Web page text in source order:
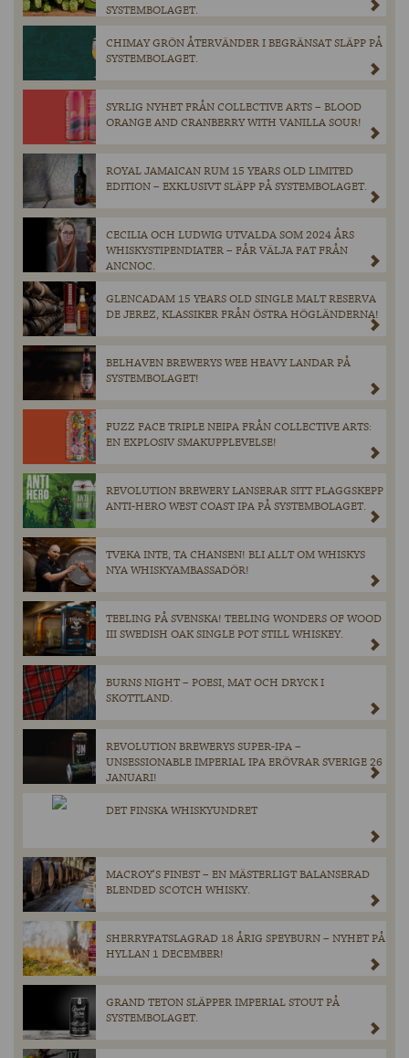
SYSTEMBOLAGET.
CHIMAY GRÖN ÅTERVÄNDER I BEGRÄNSAT SLÄPP PÅ
SYSTEMBOLAGET.
SYRLIG NYHET FRÅN COLLECTIVE ARTS – BLOOD
ORANGE AND CRANBERRY WITH VANILLA SOUR!
ROYAL JAMAICAN RUM 15 YEARS OLD LIMITED
EDITION – EXKLUSIVT SLÄPP PÅ SYSTEMBOLAGET.
CECILIA OCH LUDWIG UTVALDA SOM 2024 ÅRS
WHISKYSTIPENDIATER – FÅR VÄLJA FAT FRÅN
ANCNOC.
GLENCADAM 15 YEARS OLD SINGLE MALT RESERVA
DE JEREZ, KLASSIKER FRÅN ÖSTRA HÖGLÄNDERNA!
BELHAVEN BREWERYS WEE HEAVY LANDAR PÅ
SYSTEMBOLAGET!
FUZZ FACE TRIPLE NEIPA FRÅN COLLECTIVE ARTS:
EN EXPLOSIV SMAKUPPLEVELSE!
REVOLUTION BREWERY LANSERAR SITT FLAGGSKEPP
ANTI-HERO WEST COAST IPA PÅ SYSTEMBOLAGET.
TVEKA INTE, TA CHANSEN! BLI ALLT OM WHISKYS
NYA WHISKYAMBASSADÖR!
TEELING PÅ SVENSKA! TEELING WONDERS OF WOOD
III SWEDISH OAK SINGLE POT STILL WHISKEY.
BURNS NIGHT – POESI, MAT OCH DRYCK I
SKOTTLAND.
REVOLUTION BREWERYS SUPER-IPA –
UNSESSIONABLE IMPERIAL IPA ERÖVRAR SVERIGE 26
JANUARI!
DET FINSKA WHISKYUNDRET
MACROY’S FINEST – EN MÄSTERLIGT BALANSERAD
BLENDED SCOTCH WHISKY.
SHERRYFATSLAGRAD 18 ÅRIG SPEYBURN – NYHET PÅ
HYLLAN 1 DECEMBER!
GRAND TETON SLÄPPER IMPERIAL STOUT PÅ
SYSTEMBOLAGET.